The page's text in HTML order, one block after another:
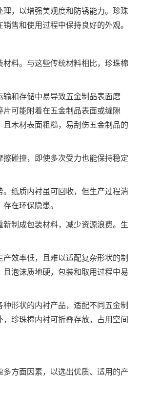
，以增强美观度和防锈能力。珍珠
售和使用过程中保持良好的外观。
料。与这些传统材料相比，珍珠棉
和存储中易导致五金制品表面磨
可能附着在五金制品表面或缝隙
木材表面粗糙，易刮伤五金制品的
碰撞，即使多次受力也能保持稳定
纸质内衬虽可回收，但生产过程消
在环保隐患。
制成包装材料，减少资源浪费。生
效率低，且难以适配复杂形状的制
泡沫质地硬，包装和取用过程中易
形状的内衬产品，适配不同五金制
珍珠棉内衬可折叠存放，占用空间
方面因素，以选出优质、适用的产